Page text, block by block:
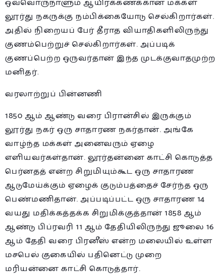
லூர்து நகருக்கு நம்பிக்கையோடு செல்கிறார்கள்.
அதில் நிறையப் பேர் தீராத வியாதிகளிலிருந்து
குணம்பெற்றுச் செல்கிறார்கள். அப்படிக்
குணப்பெற்ற ஒருவர்தான் இந்த முடக்குவாதமுற்ற
மனிதர்.
வரலாற்றுப் பின்னணி
1850 ஆம் ஆண்டு வரை பிரான்சில் இருக்கும்
லூர்து நகர் ஒரு சாதாரண நகர்தான். அங்கே
வாழ்ந்த மக்கள் அனைவரும் ஏழை
எளியவர்கள்தான். லூர்தன்னை காட்சி கொடுத்த
பெர்னதத் என்ற சிறுமியும்கூட ஒரு சாதாரண
ஆடுமேய்க்கும் ஏழைக் குடும்பத்தைச் சேர்ந்த ஒரு
பெண்மணிதான். அப்படிப்பட்ட ஒரு சாதாரண 14
வயது மதிக்கத்தக்க சிறுமிக்குத்தான் 1858 ஆம்
ஆண்டு பிப்ரவரி 11 ஆம் தேதியிலிருந்து ஜூலை 16
ஆம் தேதி வரை பிரனீஸ் என்ற மலையில் உள்ள
மசபெல் குகையில் பதினெட்டு முறை
மரியன்னை காட்சி கொடுத்தார்.